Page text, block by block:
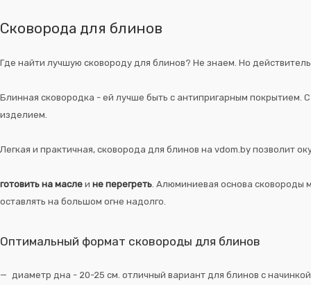
Сковорода для блинов
Где найти лучшую сковороду для блинов? Не знаем. Но
Блинная сковородка - ей лучше быть с антипригарным покрытием. С
изделием.
Легкая и практичная, сковорода для блинов на vdom.by позволит
готовить на масле и не перегреть . Алюминиевая основа сковороды
оставлять на большом огне надолго.
Оптимальный формат сковороды для блинов
диаметр дна - 20-25 см. отличный вариант для блинов с начинкой